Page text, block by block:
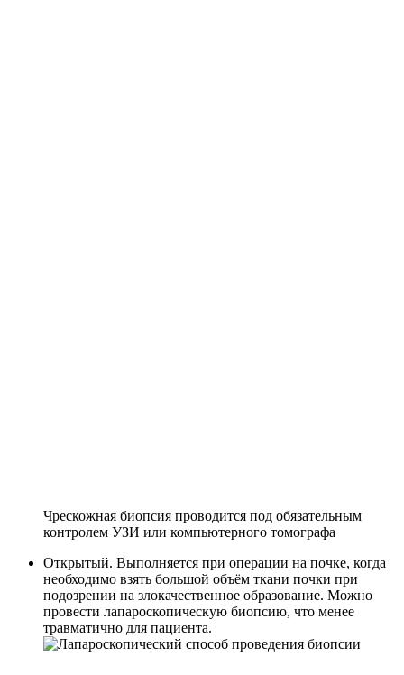
Чрескожная биопсия проводится под обязательным
контролем УЗИ или компьютерного томографа
Открытый. Выполняется при операции на почке, когда
необходимо взять большой объём ткани почки при
подозрении на злокачественное образование. Можно
провести лапароскопическую биопсию, что менее
травматично для пациента.